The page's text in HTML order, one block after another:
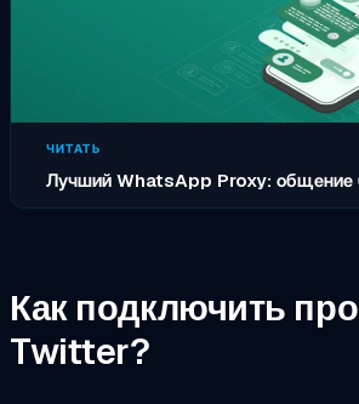
ЧИТАТЬ
Лучший WhatsApp Proxy: общение
Как подключить
Twitter?